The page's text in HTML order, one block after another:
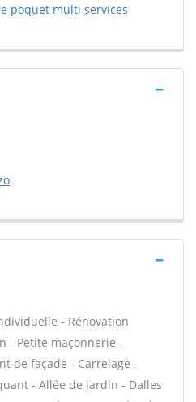
poquet multi services
- Rénovation
- Petite maçonnerie -
de façade - Carrelage -
- Allée de jardin - Dalles